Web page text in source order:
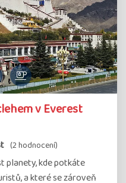
v Everest
(2 hodnocení)
planety, kde potkáte
a které se zároveň